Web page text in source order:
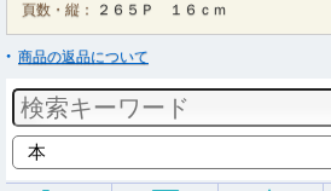
頁数・縦：
２６５Ｐ １６ｃｍ
商品の返品について